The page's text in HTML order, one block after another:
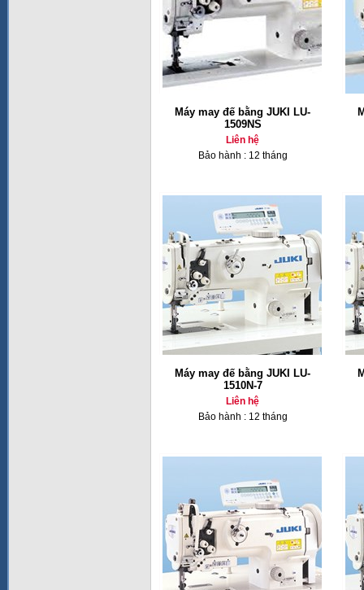
Máy may đế bằng JUKI LU-
1509NS
Liên hệ
Bảo hành : 12 tháng
Máy may đế bằng JUKI LU-
1510N-7
Liên hệ
Bảo hành : 12 tháng